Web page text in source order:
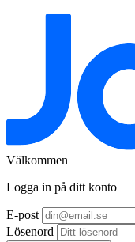
Välkommen
Logga in på ditt konto
E-post
Lösenord